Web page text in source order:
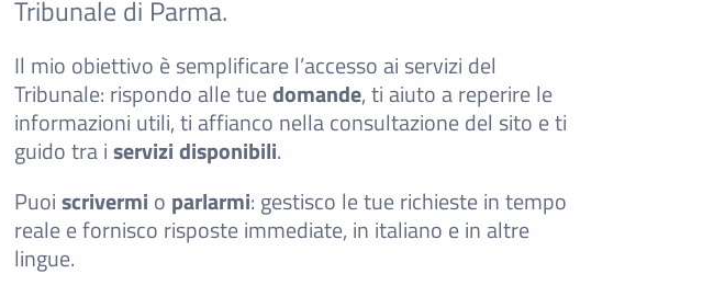
Tribunale di Parma.
Il mio obiettivo è semplificare l’accesso ai servizi del
Tribunale: rispondo alle tuedomande, ti aiuto a reperire le
informazioni utili, ti affianco nella consultazione del sito e ti
guido tra iservizi disponibili.
Puoiscrivermi o parlarmi: gestisco le tue richieste in tempo
reale e fornisco risposte immediate, in italiano e in altre
lingue.